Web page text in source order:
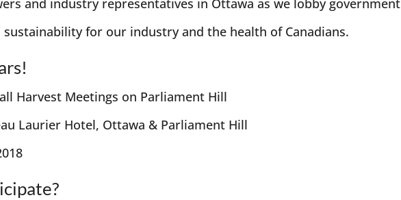
and industry representatives in Ottawa as we lobby government
for our industry and the health of Canadians.
Harvest Meetings on Parliament Hill
Laurier Hotel, Ottawa & Parliament Hill